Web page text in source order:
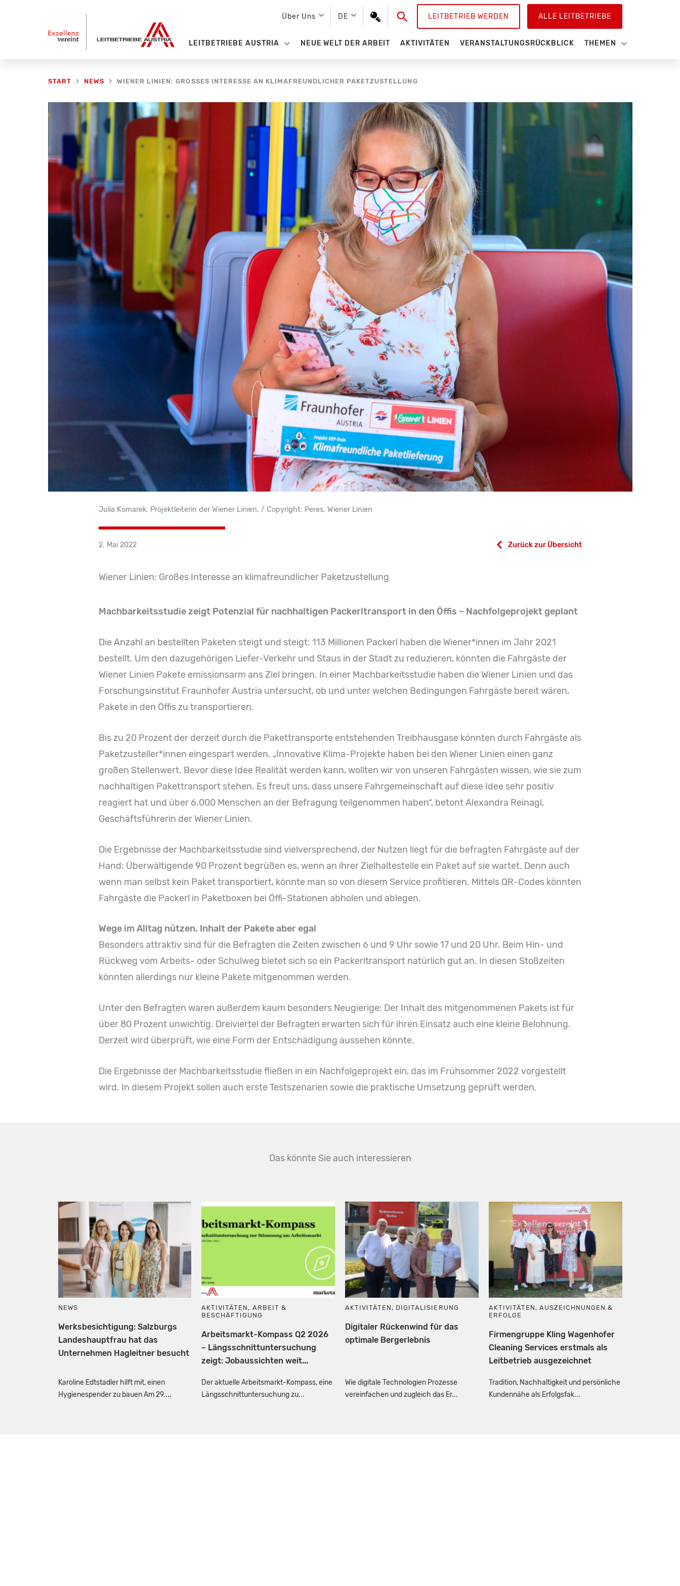
Über Uns DE SuchenLEITBETRIEB WERDEN ALLE LEITBETRIEBE
LEITBETRIEBE AUSTRIA NEUE WELT DER ARBEIT AKTIVITÄTEN VERANSTALTUNGSRÜCKBLICK THEMEN
START NEWS WIENER LINIEN: GROSSES INTERESSE AN KLIMAFREUNDLICHER PAKETZUSTELLUNG
Julia Komarek, Projektleiterin der Wiener Linien. / Copyright: Peres, Wiener Linien
2. Mai 2022 Zurück zur Übersicht
Wiener Linien: Großes Interesse an klimafreundlicher Paketzustellung
Machbarkeitsstudie zeigt Potenzial für nachhaltigen Packerltransport in den Öffis – Nachfolgeprojekt geplant
Die Anzahl an bestellten Paketen steigt und steigt: 113 Millionen Packerl haben die Wiener*innen im Jahr 2021
bestellt. Um den dazugehörigen Liefer-Verkehr und Staus in der Stadt zu reduzieren, könnten die Fahrgäste der
Wiener Linien Pakete emissionsarm ans Ziel bringen. In einer Machbarkeitsstudie haben die Wiener Linien und das
Forschungsinstitut Fraunhofer Austria untersucht, ob und unter welchen Bedingungen Fahrgäste bereit wären,
Pakete in den Öffis zu transportieren.
Bis zu 20 Prozent der derzeit durch die Pakettransporte entstehenden Treibhausgase könnten durch Fahrgäste als
Paketzusteller*innen eingespart werden. „Innovative Klima-Projekte haben bei den Wiener Linien einen ganz
großen Stellenwert. Bevor diese Idee Realität werden kann, wollten wir von unseren Fahrgästen wissen, wie sie zum
nachhaltigen Pakettransport stehen. Es freut uns, dass unsere Fahrgemeinschaft auf diese Idee sehr positiv
reagiert hat und über 6.000 Menschen an der Befragung teilgenommen haben“, betont Alexandra Reinagl,
Geschäftsführerin der Wiener Linien.
Die Ergebnisse der Machbarkeitsstudie sind vielversprechend, der Nutzen liegt für die befragten Fahrgäste auf der
Hand: Überwältigende 90 Prozent begrüßen es, wenn an ihrer Zielhaltestelle ein Paket auf sie wartet. Denn auch
wenn man selbst kein Paket transportiert, könnte man so von diesem Service profitieren. Mittels QR-Codes könnten
Fahrgäste die Packerl in Paketboxen bei Öffi-Stationen abholen und ablegen.
Wege im Alltag nützen, Inhalt der Pakete aber egal
Besonders attraktiv sind für die Befragten die Zeiten zwischen 6 und 9 Uhr sowie 17 und 20 Uhr. Beim Hin- und
Rückweg vom Arbeits- oder Schulweg bietet sich so ein Packerltransport natürlich gut an. In diesen Stoßzeiten
könnten allerdings nur kleine Pakete mitgenommen werden.
Unter den Befragten waren außerdem kaum besonders Neugierige: Der Inhalt des mitgenommenen Pakets ist für
über 80 Prozent unwichtig. Dreiviertel der Befragten erwarten sich für ihren Einsatz auch eine kleine Belohnung.
Derzeit wird überprüft, wie eine Form der Entschädigung aussehen könnte.
Die Ergebnisse der Machbarkeitsstudie fließen in ein Nachfolgeprojekt ein, das im Frühsommer 2022 vorgestellt
wird. In diesem Projekt sollen auch erste Testszenarien sowie die praktische Umsetzung geprüft werden.
Das könnte Sie auch interessieren
NEWS
Werksbesichtigung: Salzburgs
Landeshauptfrau hat das
Unternehmen Hagleitner besucht
Karoline Edtstadler hilft mit, einen
Hygienespender zu bauen Am 29....
AKTIVITÄTEN, ARBEIT &
BESCHÄFTIGUNG
Arbeitsmarkt-Kompass Q2 2026
– Längsschnittuntersuchung
zeigt: Jobaussichten weit...
Der aktuelle Arbeitsmarkt-Kompass, eine
Längsschnittuntersuchung zu...
AKTIVITÄTEN, DIGITALISIERUNG
Digitaler Rückenwind für das
optimale Bergerlebnis
Wie digitale Technologien Prozesse
vereinfachen und zugleich das Er...
AKTIVITÄTEN,AUSZEICHNUNGEN &
ERFOLGE
Firmengruppe Kling Wagenhofer
Cleaning Services erstmals als
Leitbetrieb ausgezeichnet
Tradition, Nachhaltigkeit und persönliche
Kundennähe als Erfolgsfak...